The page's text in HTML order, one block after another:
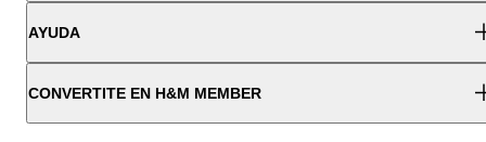
AYUDA
CONVERTITE EN H&M MEMBER